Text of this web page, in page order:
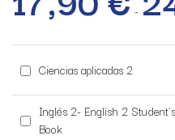
-
Buy
this
Ciencias aplicadas 2
BuyInglés 2- English 2 Student´s
Book